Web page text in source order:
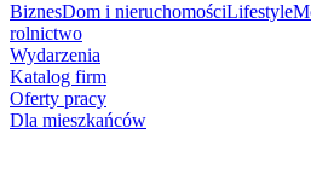
BiznesDom i nieruchomościLifestyle
rolnictwo
Wydarzenia
Katalog firm
Oferty pracy
Dla mieszkańców